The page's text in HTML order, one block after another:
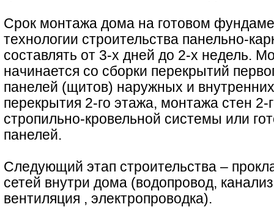
Срок монтажа дома на готовом
технологии строительства панельно-
составлять от 3-х дней до 2-х недель.
начинается со сборки перекрытий
панелей (щитов) наружных и
перекрытия 2-го этажа, монтажа стен
стропильно-кровельной системы или
панелей.
Следующий этап строительства –
сетей внутри дома (водопровод,
вентиляция , электропроводка).